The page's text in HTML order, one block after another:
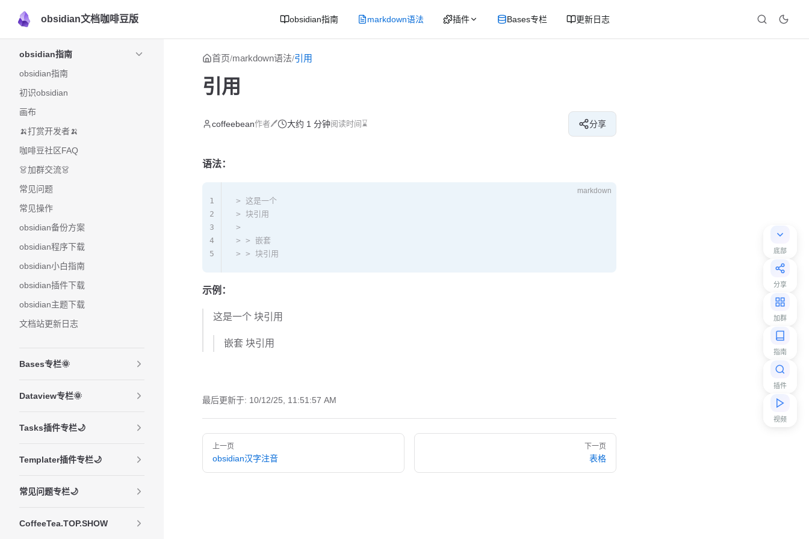
底部
分享
加群
指南
插件
视频
obsidian文档咖啡豆版 obsidian指南 markdown语法 插件 Bases专栏 更新日志
Skip to content
obsidian指南
obsidian指南
初识obsidian
画布
🍌打赏开发者🍌
咖啡豆社区FAQ
👗加群交流👗
常见问题
常见操作
obsidian备份方案
obsidian程序下载
obsidian小白指南
obsidian插件下载
obsidian主题下载
文档站更新日志
Bases专栏🌞
Dataview专栏🌞
Tasks插件专栏🌙
Templater插件专栏🌙
常见问题专栏🌙
CoffeeTea.TOP.SHOW
首页/markdown语法/引用
引用
coffeebean作者🖊 大约 1 分钟阅读时间⌛ 分享
语法：
markdown
> 这是一个
> 块引用
>
> > 嵌套
> > 块引用
1
2
3
4
5
示例：
这是一个 块引用
嵌套 块引用
最后更新于: 10/12/25, 11:51:57 AM
Pager
上一页
obsidian汉字注音
下一页
表格